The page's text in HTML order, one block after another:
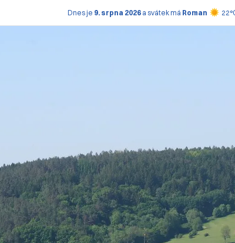
Dnes je 9. srpna 2026a svátek má Roman